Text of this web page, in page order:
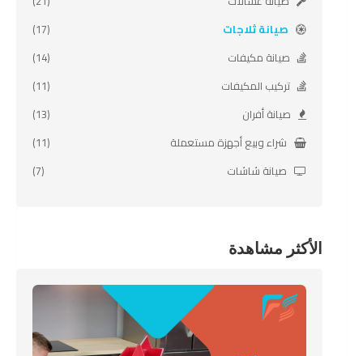
صيانة ثلاجات
(17)
صيانة مكيفات
(14)
تركيب المكيفات
(11)
صيانة أفران
(13)
شراء وبيع أجهزة مستعملة
(11)
صيانة شاشات
(7)
الأكثر مشاهدة